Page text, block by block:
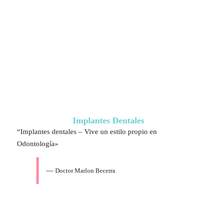
Implantes Dentales
“Implantes dentales – Vive un estilo propio en
Odontología»
— Doctor Marlon Becerra